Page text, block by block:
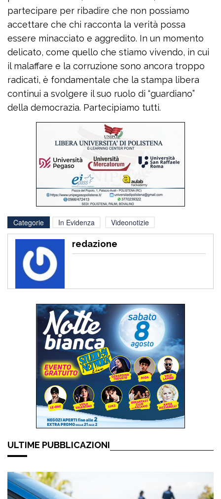
partecipare per ribadire che non possiamo
accettare che chi racconta la verità possa
essere minacciato e aggredito. In un momento
delicato, come quello che stiamo vivendo, in cui
il malaffare e la corruzione sono ancora troppo
radicati, è fondamentale che la stampa libera
continui a svolgere il suo ruolo di “guardiano”
della democrazia. Partecipiamo tutti.
Categorie In Evidenza Videonotizie
redazione
ULTIME PUBBLICAZIONI